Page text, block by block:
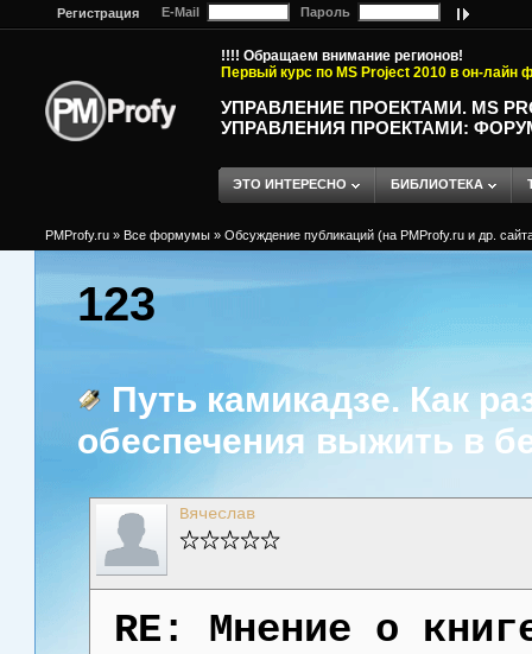
Регистрация E-Mail Пароль
!!!! Обращаем внимание регионов!
Первый курс по MS Project 2010 в он-лайн
УПРАВЛЕНИЕ ПРОЕКТАМИ. MS
УПРАВЛЕНИЯ ПРОЕКТАМИ:
ЭТО ИНТЕРЕСНО БИБЛИОТЕКА
PMProfy.ru » Все формумы » Обсуждение публикаций (на PMProfy.ru и др.
123
Путь камикадзе. Как
обеспечения выжить в
Вячеслав
RE: Мнение о